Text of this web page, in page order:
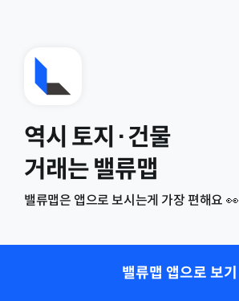
역시 토지·건물
거래는 밸류맵
밸류맵은 앱으로 보시는게 가장 편해요 👀
밸류맵 앱으로 보기